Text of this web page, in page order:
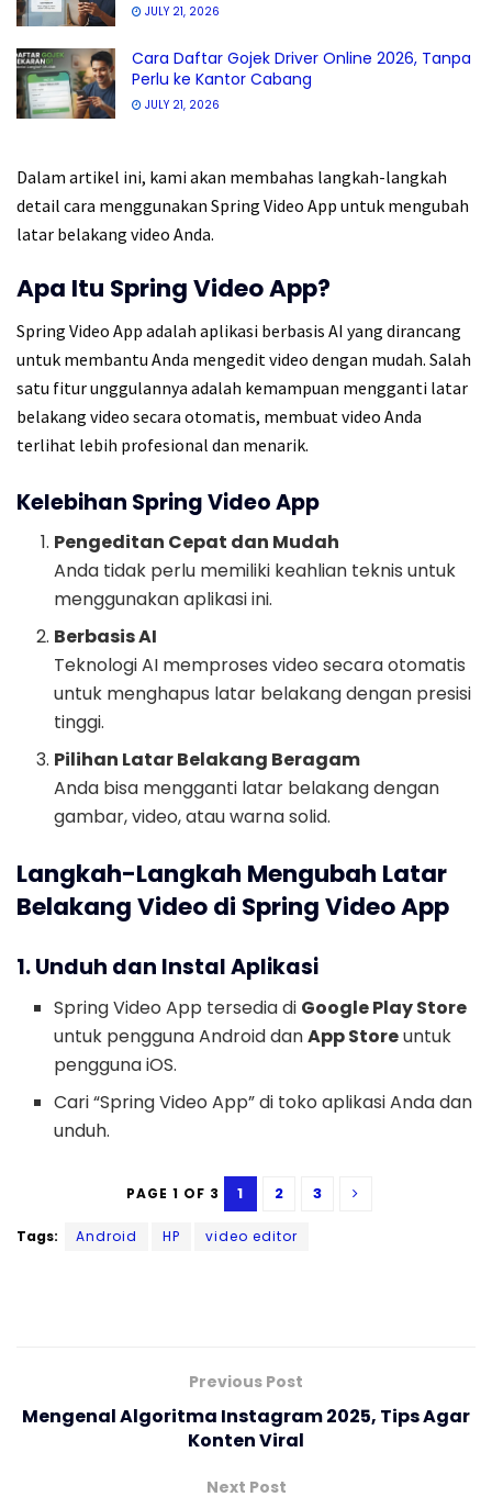
JULY 21, 2026
Cara Daftar Gojek Driver Online 2026, Tanpa
Perlu ke Kantor Cabang
JULY 21, 2026
Dalam artikel ini, kami akan membahas langkah-langkah
detail cara menggunakan Spring Video App untuk mengubah
latar belakang video Anda.
Apa Itu Spring Video App?
Spring Video App adalah aplikasi berbasis AI yang dirancang
untuk membantu Anda mengedit video dengan mudah. Salah
satu fitur unggulannya adalah kemampuan mengganti latar
belakang video secara otomatis, membuat video Anda
terlihat lebih profesional dan menarik.
Kelebihan Spring Video App
Pengeditan Cepat dan Mudah
Anda tidak perlu memiliki keahlian teknis untuk
menggunakan aplikasi ini.
Berbasis AI
Teknologi AI memproses video secara otomatis
untuk menghapus latar belakang dengan presisi
tinggi.
Pilihan Latar Belakang Beragam
Anda bisa mengganti latar belakang dengan
gambar, video, atau warna solid.
Langkah-Langkah Mengubah Latar
Belakang Video di Spring Video App
1. Unduh dan Instal Aplikasi
Spring Video App tersedia di Google Play Store
untuk pengguna Android danApp Storeuntuk
pengguna iOS.
Cari “Spring Video App” di toko aplikasi Anda dan
unduh.
PAGE 1 OF 3 1 2 3
Tags: Android HP video editor
Previous Post
Mengenal Algoritma Instagram 2025, Tips Agar
Konten Viral
Next Post